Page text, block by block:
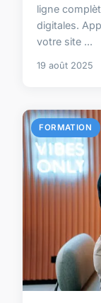
ligne
digitales.
votre site ...
19 août 2025
FORMATION